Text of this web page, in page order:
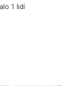
1 lidí